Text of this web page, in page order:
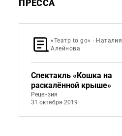
ПРЕССА
«Театр to go» · Наталия
Алейнова
Спектакль «Кошка на
раскалённой крыше»
Рецензия
31 октября 2019